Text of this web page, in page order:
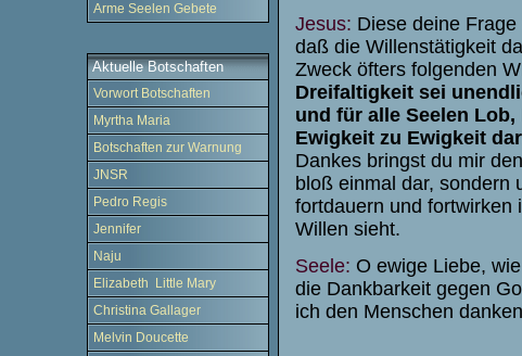
Arme Seelen Gebete
Aktuelle Botschaften
Vorwort Botschaften
Myrtha Maria
Botschaften zur Warnung
JNSR
Pedro Regis
Jennifer
Naju
Elizabeth Little Mary
Christina Gallager
Melvin Doucette
Jesus: Diese deine
daß die Willenstätigkeit
Zweck öfters folgenden
Dreifaltigkeit sei
und für alle Seelen
Ewigkeit zu Ewigkeit
Dankes bringst du mir
bloß einmal dar, sondern
fortdauern und fortwirken
Willen sieht.
Seele: O ewige Liebe,
die Dankbarkeit gegen
ich den Menschen